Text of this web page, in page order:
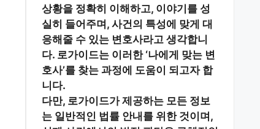
상황을 정확히 이해하고, 이야기를 성
실히 들어주며, 사건의 특성에 맞게 대
응해줄 수 있는 변호사라고 생각합니
다. 로가이드는 이러한 ‘나에게 맞는 변
호사’를 찾는 과정에 도움이 되고자 합
니다.
다만, 로가이드가 제공하는 모든 정보
는 일반적인 법률 안내 를 위한 것이며,